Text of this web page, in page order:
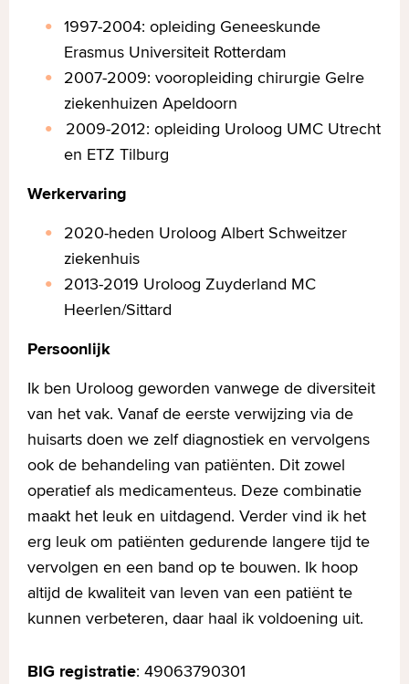
1997-2004: opleiding Geneeskunde
Erasmus Universiteit Rotterdam
2007-2009: vooropleiding chirurgie Gelre
ziekenhuizen Apeldoorn
2009-2012: opleiding Uroloog UMC Utrecht
en ETZ Tilburg
Werkervaring
2020-heden Uroloog Albert Schweitzer
ziekenhuis
2013-2019 Uroloog Zuyderland MC
Heerlen/Sittard
Persoonlijk
Ik ben Uroloog geworden vanwege de diversiteit
van het vak. Vanaf de eerste verwijzing via de
huisarts doen we zelf diagnostiek en vervolgens
ook de behandeling van patiënten. Dit zowel
operatief als medicamenteus. Deze combinatie
maakt het leuk en uitdagend. Verder vind ik het
erg leuk om patiënten gedurende langere tijd te
vervolgen en een band op te bouwen. Ik hoop
altijd de kwaliteit van leven van een patiënt te
kunnen verbeteren, daar haal ik voldoening uit.
BIG registratie: 49063790301